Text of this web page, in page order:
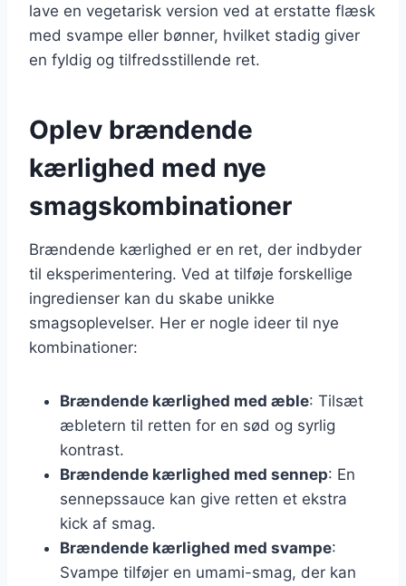
lave en vegetarisk version ved at erstatte flæsk
med svampe eller bønner, hvilket stadig giver
en fyldig og tilfredsstillende ret.
Oplev brændende
kærlighed med nye
smagskombinationer
Brændende kærlighed er en ret, der indbyder
til eksperimentering. Ved at tilføje forskellige
ingredienser kan du skabe unikke
smagsoplevelser. Her er nogle ideer til nye
kombinationer:
Brændende kærlighed med æble: Tilsæt
æbletern til retten for en sød og syrlig
kontrast.
Brændende kærlighed med sennep: En
sennepssauce kan give retten et ekstra
kick af smag.
Brændende kærlighed med svampe:
Svampe tilføjer en umami-smag, der kan